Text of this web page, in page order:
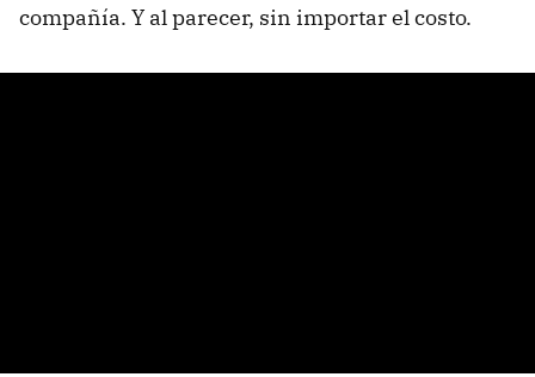
compañía. Y al parecer, sin importar el costo.